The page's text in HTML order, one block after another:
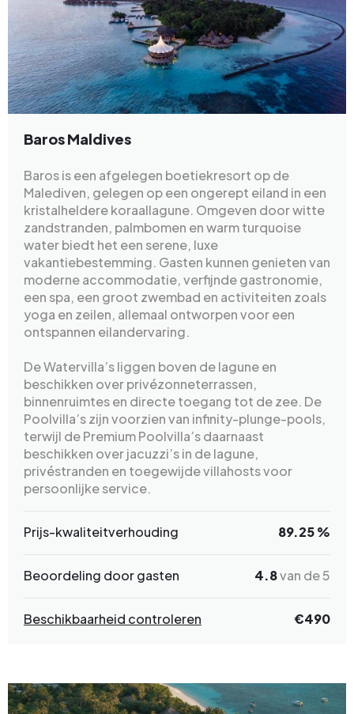
Baros Maldives
Baros is een afgelegen boetiekresort op de
Malediven, gelegen op een ongerept eiland in een
kristalheldere koraallagune. Omgeven door witte
zandstranden, palmbomen en warm turquoise
water biedt het een serene, luxe
vakantiebestemming. Gasten kunnen genieten van
moderne accommodatie, verfijnde gastronomie,
een spa, een groot zwembad en activiteiten zoals
yoga en zeilen, allemaal ontworpen voor een
ontspannen eilandervaring.
De Watervilla’s liggen boven de lagune en
beschikken over privézonneterrassen,
binnenruimtes en directe toegang tot de zee. De
Poolvilla’s zijn voorzien van infinity-plunge-pools,
terwijl de Premium Poolvilla’s daarnaast
beschikken over jacuzzi’s in de lagune,
privéstranden en toegewijde villahosts voor
persoonlijke service.
Prijs-kwaliteitverhouding 89.25 %
Beoordeling door gasten 4.8van de 5
Beschikbaarheid controleren €490